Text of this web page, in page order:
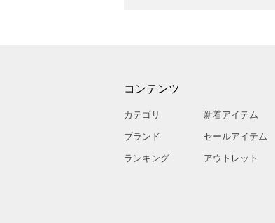
コンテンツ
カテゴリ
ブランド
ランキング
新着アイテム
セールアイテム
アウトレット